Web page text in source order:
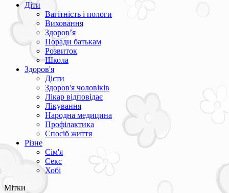
Діти
Вагітність і пологи
Виховання
Здоров’я
Поради батькам
Розвиток
Школа
Здоров'я
Дієти
Здоров'я чоловіків
Лікар відповідає
Лікування
Народна медицина
Профілактика
Спосіб життя
Різне
Сім'я
Секс
Хобі
Мітки